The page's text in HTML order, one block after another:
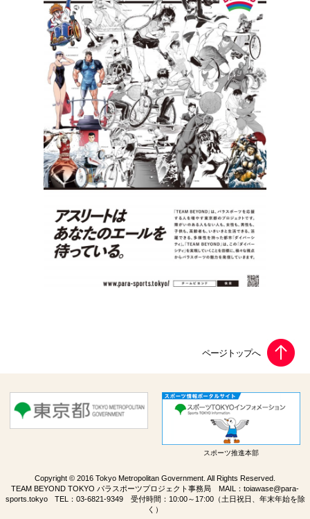
スポーツ推進本部
Copyright © 2016 Tokyo Metropolitan Government. All Rights Reserved.
TEAM BEYOND TOKYO パラスポーツプロジェクト事務局 MAIL： toiawase@para-
sports.tokyoTEL： 03-6821-9349受付時間：10:00～17:00（土日祝日、年末年始を除
く）